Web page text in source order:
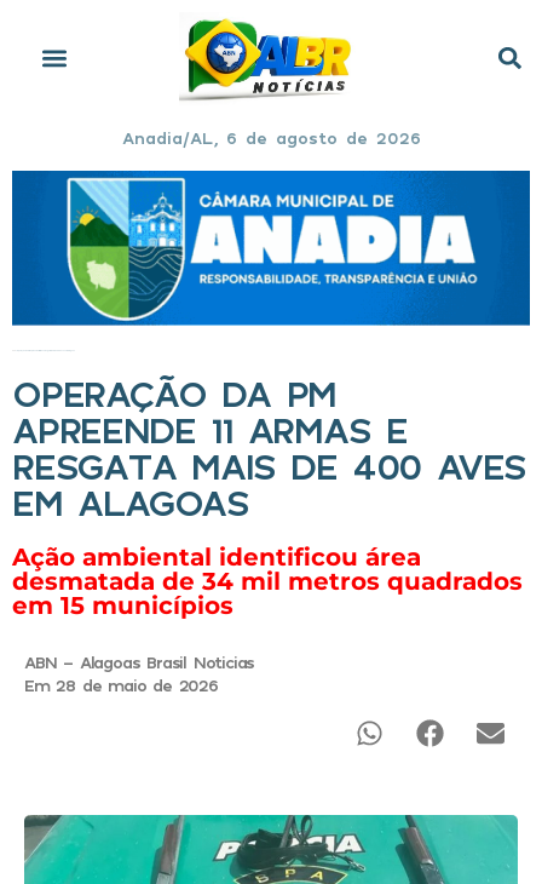
Anadia/AL, 6 de agosto de 2026
OPERAÇÃO DA PM
APREENDE 11 ARMAS E
RESGATA MAIS DE 400 AVES
EM ALAGOAS
Ação ambiental identificou área
desmatada de 34 mil metros quadrados
em 15 municípios
ABN - Alagoas Brasil Noticias
Em 28 de maio de 2026